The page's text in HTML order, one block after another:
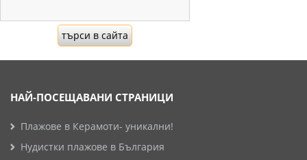
НАЙ-ПОСЕЩАВАНИ СТРАНИЦИ
Плажове в Керамоти- уникални!
Нудистки плажове в България